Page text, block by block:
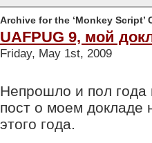
Archive for the ‘Monkey Script’
UAFPUG 9, мой
Friday, May 1st, 2009
Непрошло и пол года
пост о моем докладе
этого года.